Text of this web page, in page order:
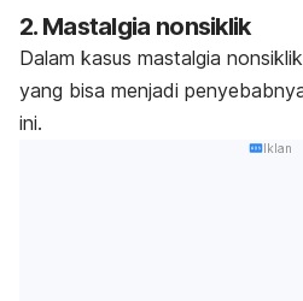
2. Mastalgia nonsiklik
Dalam kasus mastalgia
yang bisa menjadi
ini.
Iklan